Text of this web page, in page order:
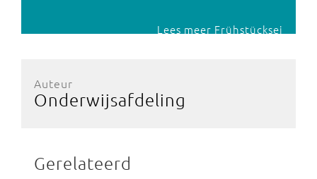
Lees meer Frühstücksei
Auteur
Onderwijsafdeling
Gerelateerd